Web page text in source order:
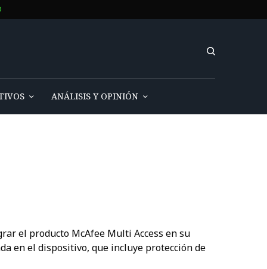
ANÁLISIS Y OPINIÓN
el producto McAfee Multi Access en su
en el dispositivo, que incluye protección de